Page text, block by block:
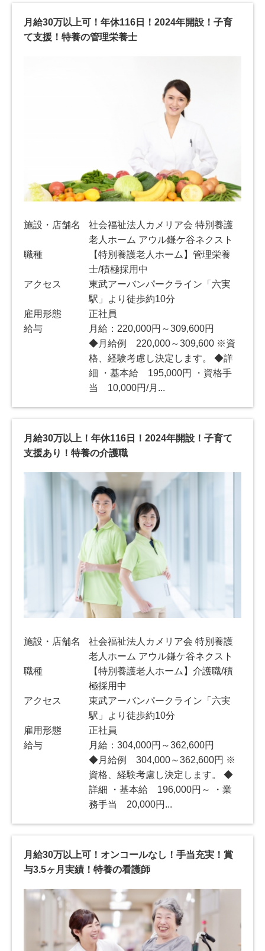
月給30万以上可！年休116日！2024年開設！子育
て支援！特養の管理栄養士
施設・店舗名
社会福祉法人カメリア会 特別養護
老人ホーム アウル鎌ケ谷ネクスト
職種
【特別養護老人ホーム】管理栄養
士/積極採用中
アクセス
東武アーバンパークライン「六実
駅」より徒歩約10分
雇用形態
正社員
給与
月給：220,000円～309,600円
◆月給例 220,000～309,600 ※資
格、経験考慮し決定します。 ◆詳
細 ・基本給 195,000円 ・資格手
当 10,000円/月...
月給30万以上！年休116日！2024年開設！子育て
支援あり！特養の介護職
施設・店舗名
社会福祉法人カメリア会 特別養護
老人ホーム アウル鎌ケ谷ネクスト
職種
【特別養護老人ホーム】介護職/積
極採用中
アクセス
東武アーバンパークライン「六実
駅」より徒歩約10分
雇用形態
正社員
給与
月給：304,000円～362,600円
◆月給例 304,000～362,600円 ※
資格、経験考慮し決定します。 ◆
詳細 ・基本給 196,000円～ ・業
務手当 20,000円...
月給30万以上可！オンコールなし！手当充実！賞
与3.5ヶ月実績！特養の看護師